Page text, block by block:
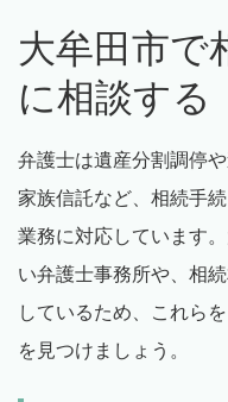
大牟田市で
に相談する
弁護士は遺産分割調停
家族信託など、相続手
業務に対応しています
い弁護士事務所や、相
しているため、これら
を見つけましょう。